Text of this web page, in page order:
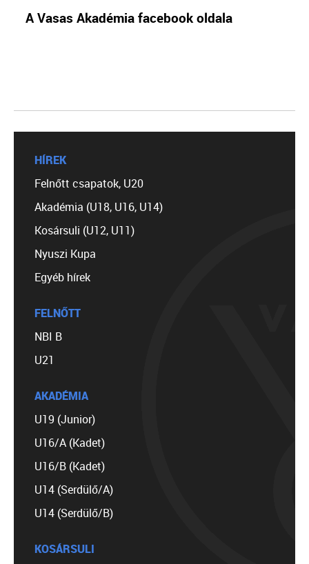
A Vasas Akadémia facebook oldala
HÍREK
Felnőtt csapatok, U20
Akadémia (U18, U16, U14)
Kosársuli (U12, U11)
Nyuszi Kupa
Egyéb hírek
FELNŐTT
NBI B
U21
AKADÉMIA
U19 (Junior)
U16/A (Kadet)
U16/B (Kadet)
U14 (Serdülő/A)
U14 (Serdülő/B)
KOSÁRSULI